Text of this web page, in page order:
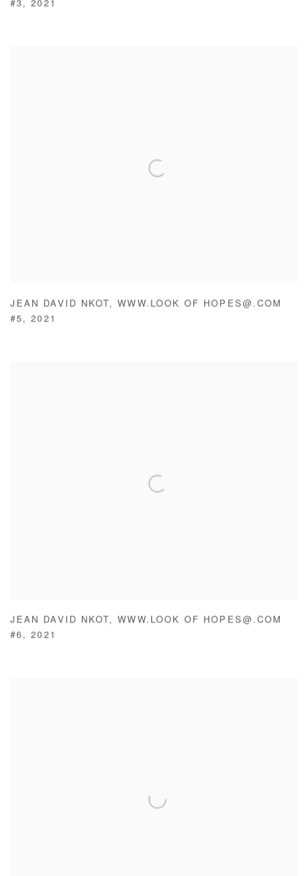
#3 ,2021
JEAN DAVID NKOT , WWW.LOOK OF HOPES@.COM
#5 ,2021
JEAN DAVID NKOT , WWW.LOOK OF HOPES@.COM
#6 ,2021